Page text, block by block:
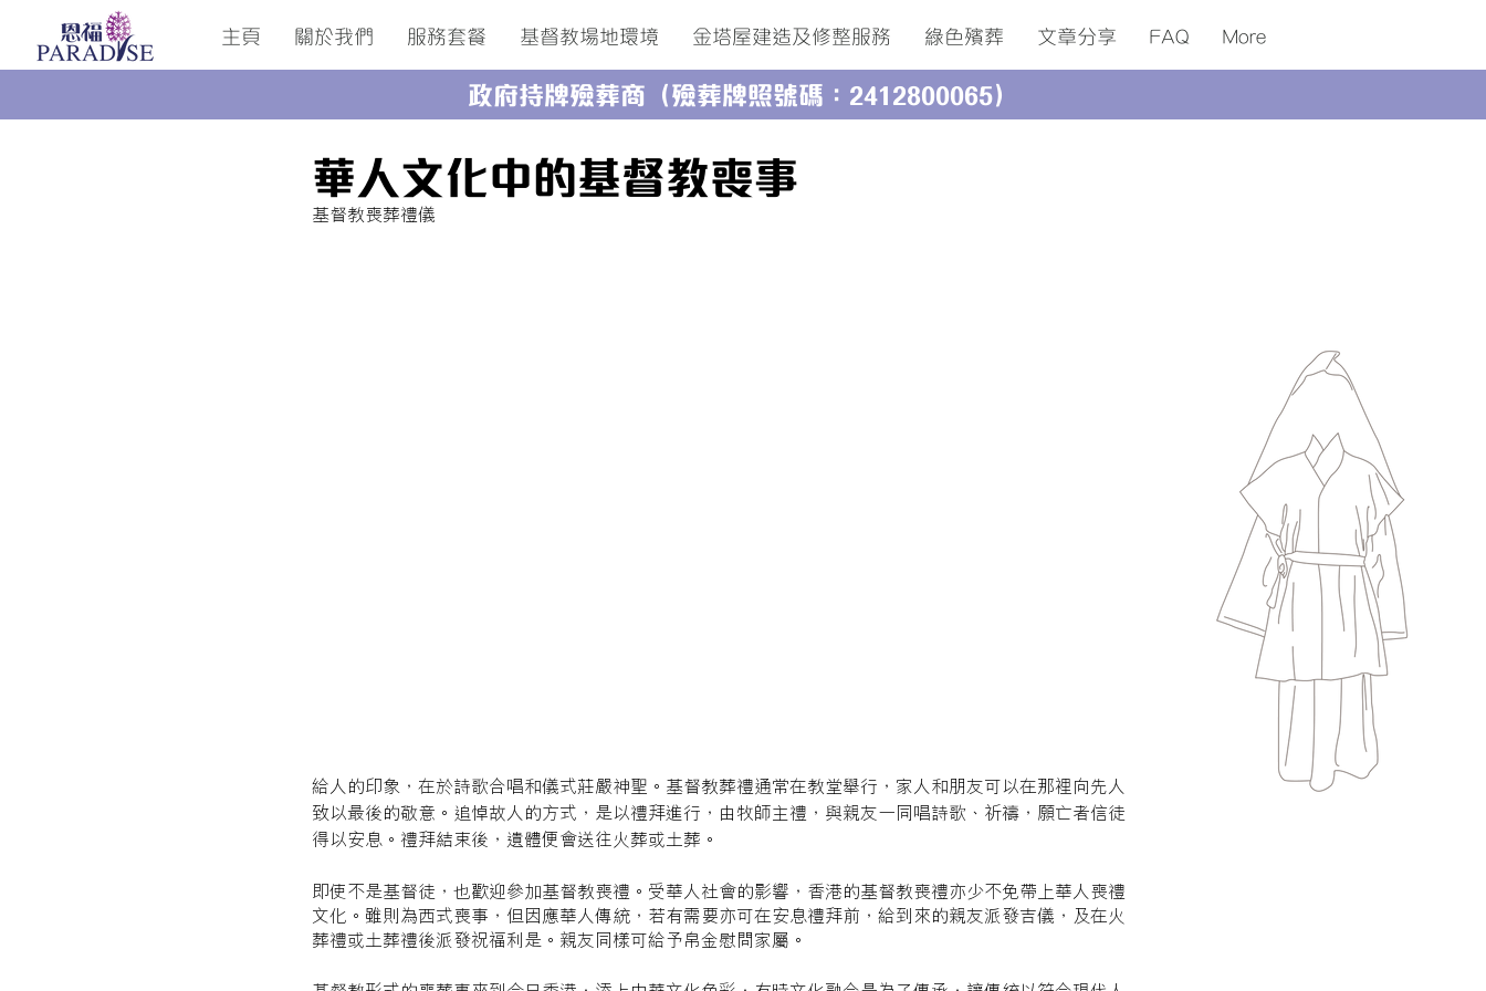
主頁 關於我們 服務套餐 基督教場地環境 金塔屋建造及修整服務 綠色殯葬 ​文章分享 FAQ More
政府持牌殮葬商（殮葬牌照號碼：2412800065）
華人文化中的基督教喪事
基督教喪葬禮儀
給人的印象，在於詩歌合唱和儀式莊嚴神聖。基督教葬禮通常在教堂舉行，家人和朋友可以在那裡向先人
致以最後的敬意。追悼故人的方式，是以禮拜進行，由牧師主禮，與親友一同唱詩歌、祈禱，願亡者信徒
得以安息。禮拜結束後，遺體便會送往火葬或土葬。
即使不是基督徒，也歡迎參加基督教喪禮。受華人社會的影響，香港的基督教喪禮亦少不免帶上華人喪禮
文化。雖則為西式喪事，但因應華人傳統，若有需要亦可在安息禮拜前，給到來的親友派發吉儀，及在火
葬禮或土葬禮後派發祝福利是。親友同樣可給予帛金慰問家屬。